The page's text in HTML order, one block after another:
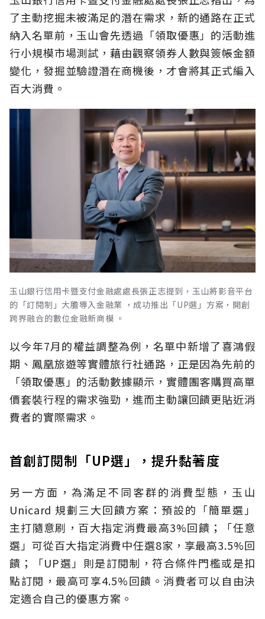
了主動挖掘未被滿足的潛在需求，新的通路在正式
納入名單前，玉山會先透過「領取優惠」的活動進
行小規模市場測試，藉由觀察領券人數與簽帳金額
變化，發掘並驗證潛在商機後，才會將其正式編入
百大消費。
玉山銀行信用卡暨支付金融處處長張正志提到，玉山將影音平台
的「訂閱制」大膽導入金融業 ，成功推出「UP選」方案，開創
跨界融合的數位金融新商模 。
以今年7月的權益調整為例，名單中新增了喜鴻假
期、鳳凰旅遊等實體旅行社通路，正是因為先前的
「領取優惠」的活動數據顯示，實體團客購買高單
價套裝行程的需求強勁，進而主動讓回饋更貼近消
費者的實際需求。
首創訂閱制「UP選」，提升黏著度
另一方面，為滿足不同客群的消費型態，玉山
Unicard 規劃三大回饋方案：預設的「簡單選」
主打隨意刷，百大指定消費最高3%回饋；「任意
選」可從百大指定消費中任選8家，享最高3.5%回
饋；「UP選」則是訂閱制，符合條件門檻或是扣
點訂閱，最高可享4.5%回饋。消費者可以自由決
定適合自己的優惠方案。